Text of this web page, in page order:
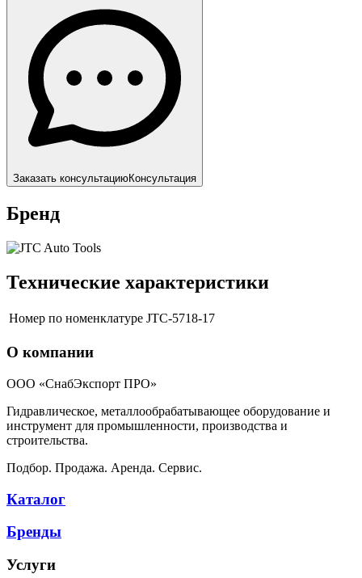
Заказать консультациюКонсультация
Бренд
Технические характеристики
Номер по номенклатуре JTC-5718-17
О компании
ООО «СнабЭкспорт ПРО»
Гидравлическое, металлообрабатывающее оборудование и
инструмент для промышленности, производства и
строительства.
Подбор. Продажа. Аренда. Сервис.
Каталог
Бренды
Услуги